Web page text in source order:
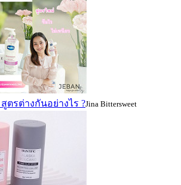
ตรต่างกันอย่างไร ?Jina Bittersweet